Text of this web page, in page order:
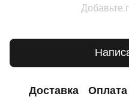
Добавьте
Доставка Оплата